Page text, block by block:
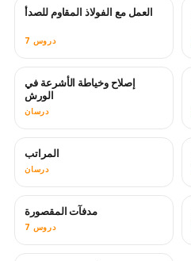
قريبًا
العمل مع الفولاذ المقاوم للصدأ
7 دروس
قريبًا
إصلاح وخياطة الأشرعة في
الورش
درسان
المراتب
درسان
قريبًا
مدفآت المقصورة
7 دروس